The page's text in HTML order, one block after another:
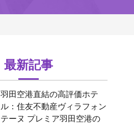
最新記事
羽田空港直結の高評価ホテ
ル：住友不動産ヴィラフォン
テーヌ プレミア羽田空港の